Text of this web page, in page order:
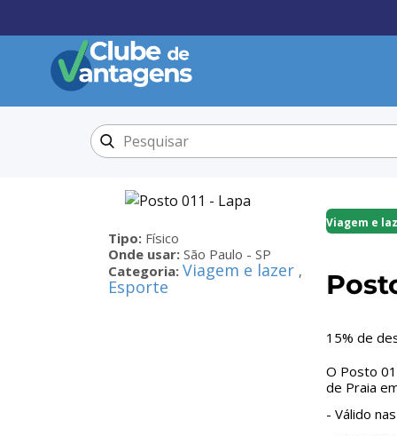
Tipo: Físico
Onde usar: São Paulo - SP
Categoria: Viagem e lazer ,
Esporte
Viagem e
15% de
O Posto
de Praia
- Válido